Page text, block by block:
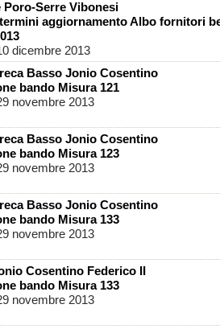
Poro-Serre Vibonesi
aggiornamento Albo fornitori
dicembre 2013
Basso Jonio Cosentino
bando Misura 121
novembre 2013
Basso Jonio Cosentino
bando Misura 123
novembre 2013
Basso Jonio Cosentino
bando Misura 133
novembre 2013
Cosentino Federico II
bando Misura 133
novembre 2013